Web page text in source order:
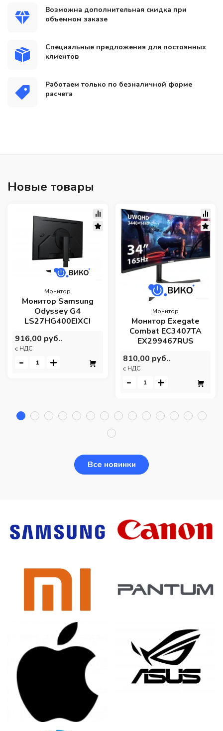
Возможна дополнительная скидка при
объемном заказе
Специальные предложения для постоянных
клиентов
Работаем только по безналичной форме
расчета
Новые товары
Монитор
Монитор Samsung
Odyssey G4
LS27HG400EIXCI
916,00 руб..
c НДС
- +
Монитор
Монитор Exegate
Combat EC3407TA
EX299467RUS
810,00 руб..
c НДС
- +
Все новинки